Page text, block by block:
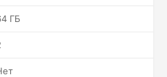
ГБ